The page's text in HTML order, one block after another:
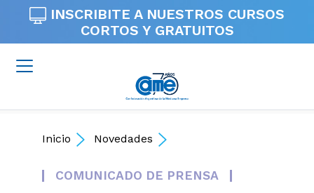
INSCRIBITE A NUESTROS CURSOS
CORTOS Y GRATUITOS
Inicio Novedades
COMUNICADO DE PRENSA